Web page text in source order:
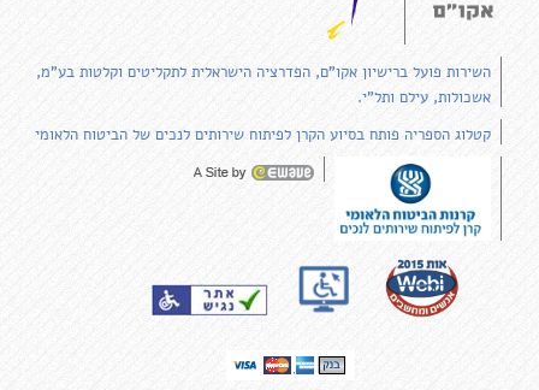
השירות פועל ברישיון אקו"ם, הפדרציה הישראלית לתקליטים וקלטות בע"מ,
אשכולות, עילם ותל"י.
קטלוג הספריה פותח בסיוע הקרן לפיתוח שירותים לנכים של הביטוח הלאומי